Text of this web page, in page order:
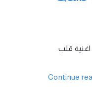
العزيزة حصلت اغنية قلب
Continue